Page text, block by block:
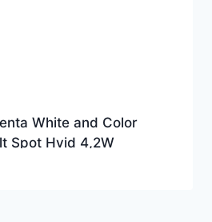
White and Color
Spot Hvid 4,2W